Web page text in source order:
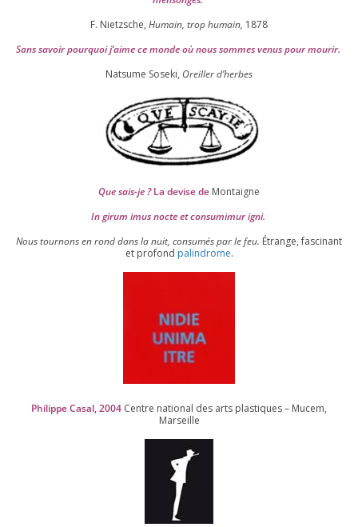
F. Nietzsche, Humain, trop humain, 1878
Sans savoir pour­quoi j’aime ce monde où nous sommes venus pour mourir.
Natsume Soseki, Oreiller d’herbes
Que sais-je ?La devise de Montaigne
In girum imus nocte et consu­mi­mur igni.
Nous tour­nons en rond dans la nuit, consu­més par le feu. Étrange, fas­ci­nant
et pro­fond palin­drome.
Philippe Casal,2004 Centre natio­nal des arts plas­tiques – Mucem,
Marseille